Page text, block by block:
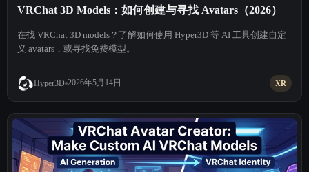
VRChat 3D Models：如何创建与寻找 Avatars（2026）
在找 VRChat 3D models？了解如何使用 Hyper3D 等 AI 工具创建自定
义 avatars，或寻找免费模型。
Hyper3D 2026年5月14日 XR